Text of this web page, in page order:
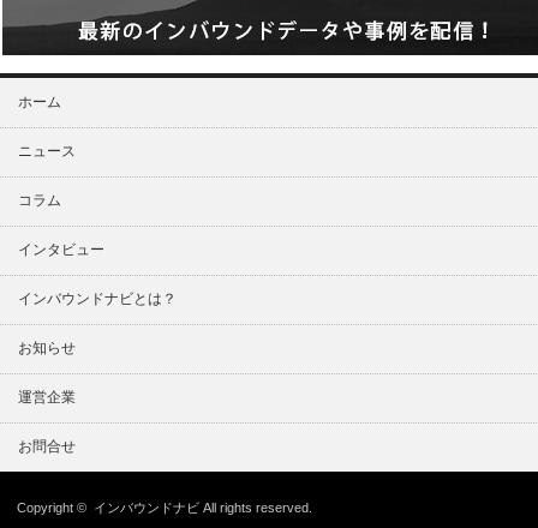
ホーム
ニュース
コラム
インタビュー
インバウンドナビとは？
お知らせ
運営企業
お問合せ
Copyright © インバウンドナビ All rights reserved.